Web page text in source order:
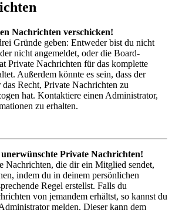
Nachrichten verschicken!
Gründe geben: Entweder bist du nicht
nicht angemeldet, oder die Board-
Private Nachrichten für das komplette
Außerdem könnte es sein, dass der
Recht, Private Nachrichten zu
hat. Kontaktiere einen Administrator,
zu erhalten.
Private Nachrichten!
Nachrichten, die dir ein Mitglied sendet,
indem du in deinem persönlichen
Regel erstellst. Falls du
von jemandem erhältst, so kannst du
melden. Dieser kann dem